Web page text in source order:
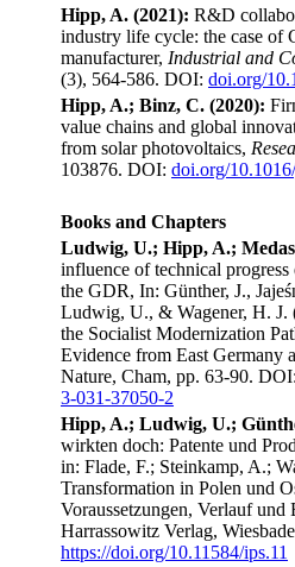
Hipp, A. (2021): R&D
industry life cycle: the case of
manufacturer, Industrial and
(3), 564-586. DOI: doi.org/
Hipp, A.; Binz, C. (2020):
value chains and global
from solar photovoltaics,
103876. DOI: doi.org/
Books and Chapters
Ludwig, U.; Hipp, A.;
influence of technical
the GDR, In: Günther, J.,
Ludwig, U., & Wagener, H. J.
the Socialist Modernization
Evidence from East Germany
Nature, Cham, pp. 63-90. DOI:
3-031-37050-2
Hipp, A.; Ludwig, U.;
wirkten doch: Patente und
in: Flade, F.; Steinkamp, A.;
Transformation in Polen und
Voraussetzungen, Verlauf und
Harrassowitz Verlag,
https://doi.org/10.11584/ips.11